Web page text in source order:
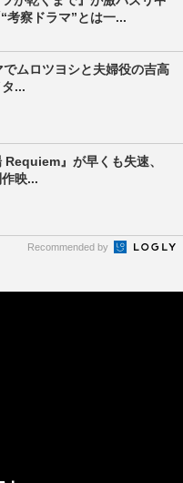
“考察ドラマ”とは一...
ムロツヨシと夫婦役の吉高
...
』が早くも失速、
映...
Recommended by